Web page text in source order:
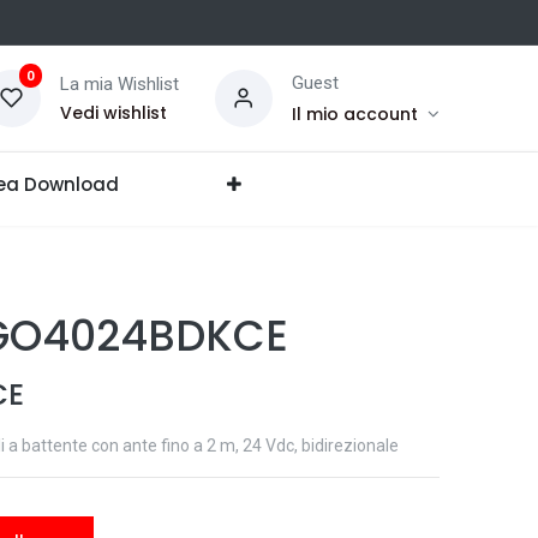
0 La mia Wishlist
Vedi wishlist
Guest
Il mio account
Download
a battente con ante fino a 2 m, 24 Vdc, bidirezionale